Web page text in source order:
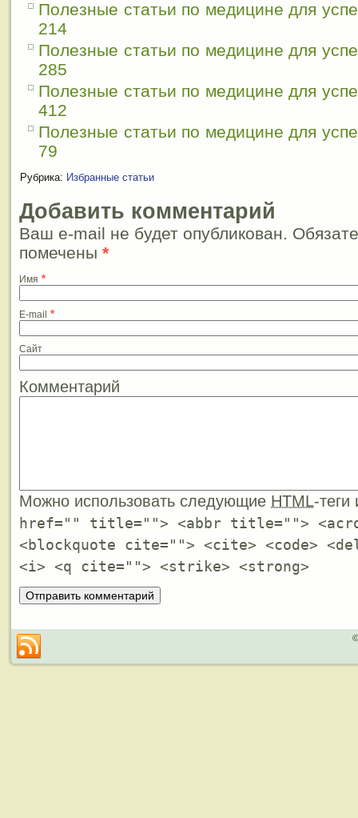
Полезные статьи по медицине для
214
Полезные статьи по медицине для
285
Полезные статьи по медицине для
412
Полезные статьи по медицине для
79
Рубрика: Избранные статьи
Добавить комментарий
Ваш e-mail не будет опубликован.
помечены *
Имя *
E-mail *
Сайт
Комментарий
Можно использовать следующие HTML-
href="" title=""> <abbr title="">
<blockquote cite=""> <cite> <code>
<i> <q cite=""> <strike> <strong>